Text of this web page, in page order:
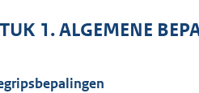
1. ALGEMENE